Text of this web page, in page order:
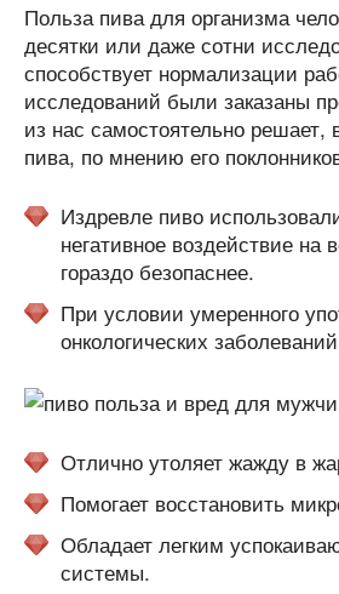
Польза пива для организма
десятки или даже сотни
способствует нормализации
исследований были заказаны
из нас самостоятельно
пива, по мнению его
Издревле пиво
негативное воздействие
гораздо безопаснее.
При условии умеренного
онкологических
Отлично утоляет жажду в
Помогает восстановить
Обладает легким
системы.